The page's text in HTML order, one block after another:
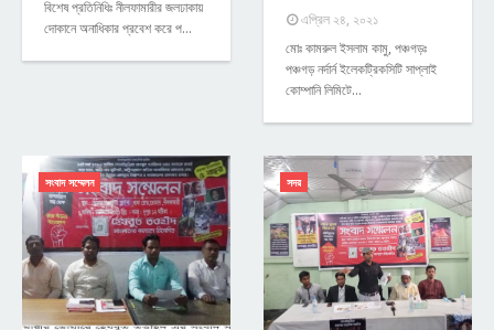
বিশেষ প্রতিনিধিঃ নীলফামারীর জলঢাকায়
দোকানে অনাধিকার প্রবেশ করে প…
এপ্রিল ২৪, ২০২১
মোঃ কামরুল ইসলাম কামু, পঞ্চগড়ঃ
পঞ্চগড় নর্দার্ন ইলেকট্রিকসিটি সাপ্লাই
কোম্পানি লিমিটে…
সংবাদ সম্মেলন সদর